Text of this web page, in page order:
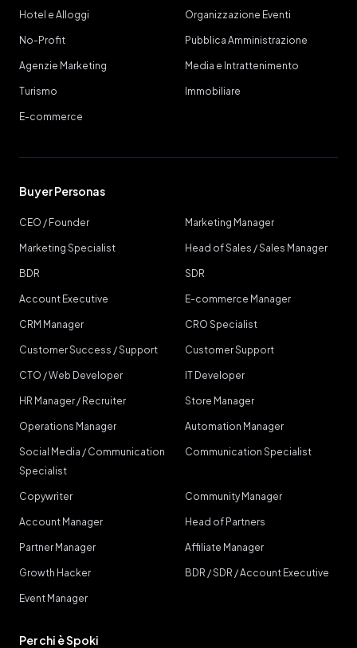
Hotel e Alloggi Organizzazione Eventi
No-Profit Pubblica Amministrazione
Agenzie Marketing Media e Intrattenimento
Turismo Immobiliare
E-commerce
Buyer Personas
CEO / Founder Marketing Manager
Marketing Specialist Head of Sales / Sales Manager
BDR SDR
Account Executive E-commerce Manager
CRM Manager CRO Specialist
Customer Success / Support Customer Support
CTO / Web Developer IT Developer
HR Manager / Recruiter Store Manager
Operations Manager Automation Manager
Social Media / Communication
Specialist
Communication Specialist
Copywriter Community Manager
Account Manager Head of Partners
Partner Manager Affiliate Manager
Growth Hacker BDR / SDR / Account Executive
Event Manager
Per chi è Spoki